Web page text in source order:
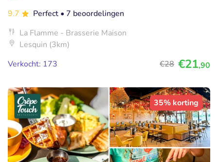
9.7
Perfect • 7 beoordelingen
La Flamme - Brasserie Maison
Lesquin (3km)
Verkocht: 173
€28 €21,90
35% korting